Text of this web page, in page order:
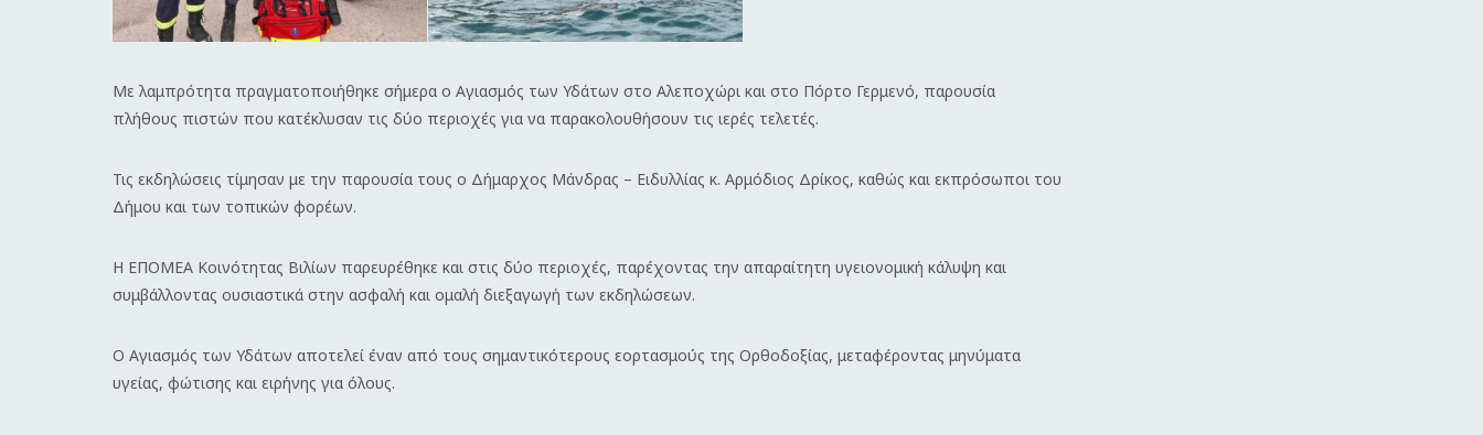
Με λαμπρότητα πραγματοποιήθηκε σήμερα ο Αγιασμός των Υδάτων στο Αλεποχώρι και στο Πόρτο Γερμενό, παρουσία
πλήθους πιστών που κατέκλυσαν τις δύο περιοχές για να παρακολουθήσουν τις ιερές τελετές.
Τις εκδηλώσεις τίμησαν με την παρουσία τους ο Δήμαρχος Μάνδρας – Ειδυλλίας κ. Αρμόδιος Δρίκος, καθώς και εκπρόσωποι του
Δήμου και των τοπικών φορέων.
Η ΕΠΟΜΕΑ Κοινότητας Βιλίων παρευρέθηκε και στις δύο περιοχές, παρέχοντας την απαραίτητη υγειονομική κάλυψη και
συμβάλλοντας ουσιαστικά στην ασφαλή και ομαλή διεξαγωγή των εκδηλώσεων.
Ο Αγιασμός των Υδάτων αποτελεί έναν από τους σημαντικότερους εορτασμούς της Ορθοδοξίας, μεταφέροντας μηνύματα
υγείας, φώτισης και ειρήνης για όλους.